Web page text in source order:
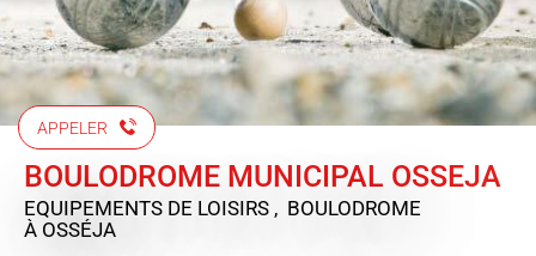
APPELER
BOULODROME MUNICIPAL OSSEJA
EQUIPEMENTS DE LOISIRS , BOULODROME
À OSSÉJA